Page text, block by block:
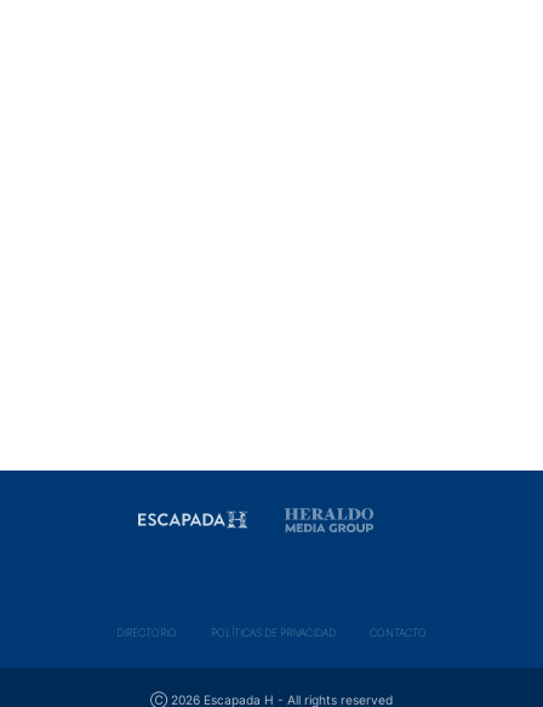
DIRECTORIO POLÍ­TICAS DE PRIVACIDAD CONTACTO
Ⓒ 2026 Escapada H - All rights reserved